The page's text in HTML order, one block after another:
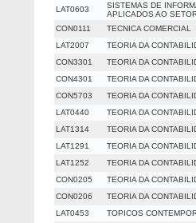
LAT0603
SISTEMAS DE
APLICADOS AO
CON0111
TECNICA COMERCIAL
LAT2007
TEORIA DA
CON3301
TEORIA DA
CON4301
TEORIA DA
CON5703
TEORIA DA
LAT0440
TEORIA DA
LAT1314
TEORIA DA
LAT1291
TEORIA DA
LAT1252
TEORIA DA
CON0205
TEORIA DA
CON0206
TEORIA DA
LAT0453
TOPICOS